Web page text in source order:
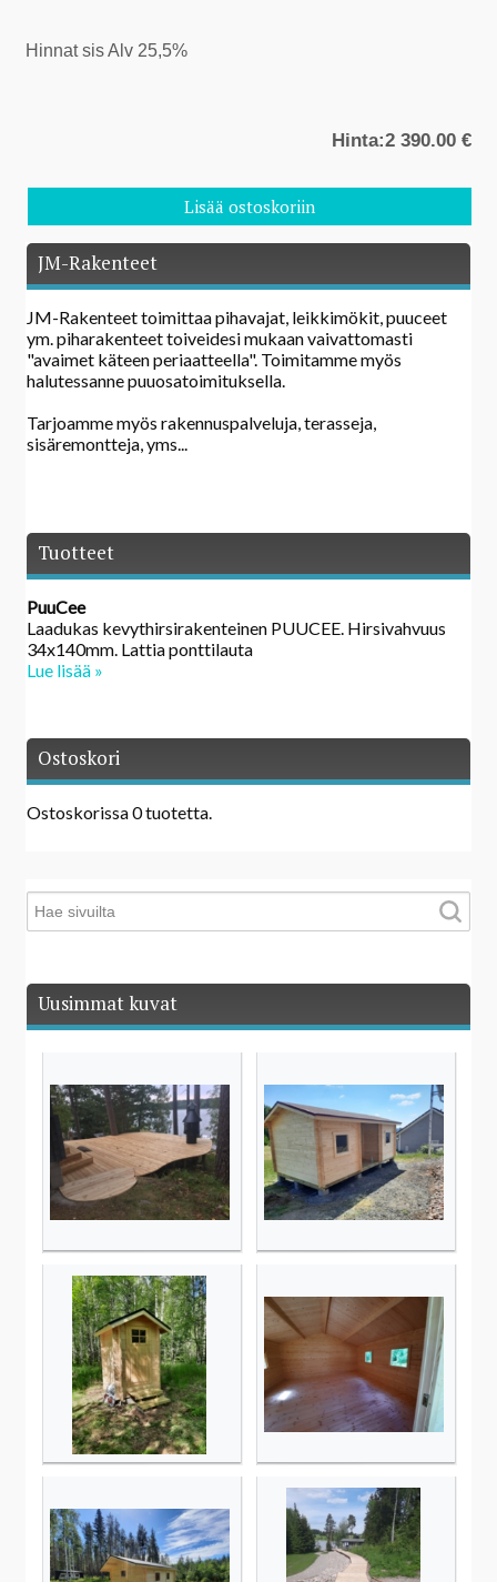
Hinnat sis Alv 25,5%
Hinta:2 390.00 €
JM-Rakenteet
JM-Rakenteet toimittaa pihavajat, leikkimökit, puuceet
ym. piharakenteet toiveidesi mukaan vaivattomasti
"avaimet käteen periaatteella". Toimitamme myös
halutessanne puuosatoimituksella.
Tarjoamme myös rakennuspalveluja, terasseja,
sisäremontteja, yms...
Tuotteet
PuuCee
Laadukas kevythirsirakenteinen PUUCEE. Hirsivahvuus
34x140mm. Lattia ponttilauta
Lue lisää »
Ostoskori
Ostoskorissa 0 tuotetta.
Uusimmat kuvat